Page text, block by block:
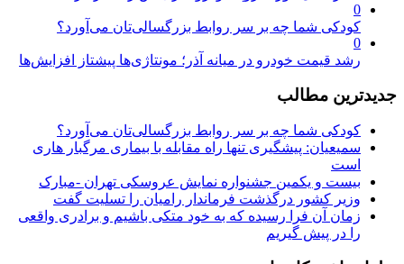
0
کودکی شما چه بر سر روابط بزرگسالی‌تان می‌آورد؟
0
رشد قیمت خودرو در میانه آذر؛ مونتاژی‌ها پیشتاز افزایش‌ها
جدیدترین مطالب
کودکی شما چه بر سر روابط بزرگسالی‌تان می‌آورد؟
سمیعیان: پیشگیری تنها راه مقابله با بیماری مرگبار هاری
است
بیست و یکمین جشنواره نمایش عروسکی تهران -مبارک
وزیر کشور درگذشت فرماندار رامیان را تسلیت گفت
زمان آن فرا رسیده که به خود متکی باشیم و برادری واقعی
را در پیش گیریم